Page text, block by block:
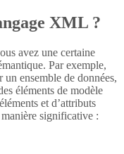
XML ?
avez une certaine
Par exemple,
ensemble de données,
éléments de modèle
et d’attributs
manière significative :